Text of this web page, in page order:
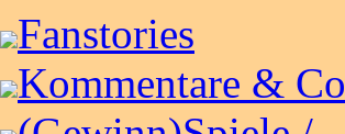
Fanstories
Kommentare & Co